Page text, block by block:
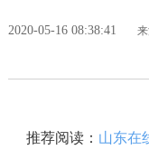
2020-05-16 08:38:41 来
推荐阅读： 山东在